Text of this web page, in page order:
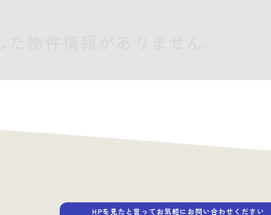
HPを見たと言ってお気軽にお問い合わせください